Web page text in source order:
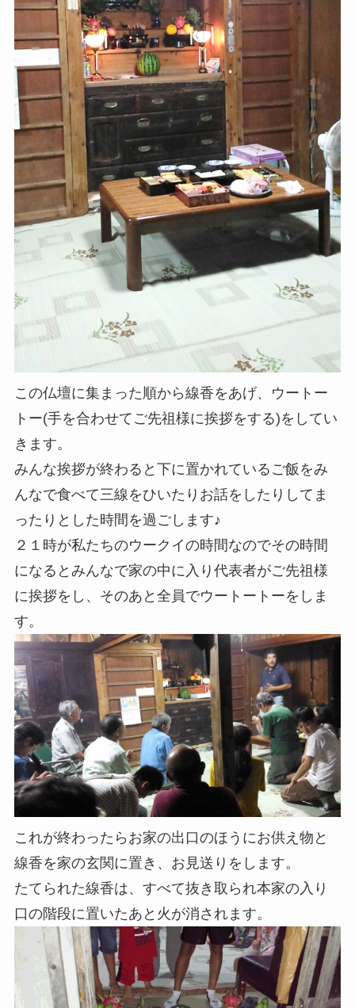
この仏壇に集まった順から線香をあげ、ウートー
トー(手を合わせてご先祖様に挨拶をする)をしてい
きます。
みんな挨拶が終わると下に置かれているご飯をみ
んなで食べて三線をひいたりお話をしたりしてま
ったりとした時間を過ごします♪
２１時が私たちのウークイの時間なのでその時間
になるとみんなで家の中に入り代表者がご先祖様
に挨拶をし、そのあと全員でウートートーをしま
す。
これが終わったらお家の出口のほうにお供え物と
線香を家の玄関に置き、お見送りをします。
たてられた線香は、すべて抜き取られ本家の入り
口の階段に置いたあと火が消されます。